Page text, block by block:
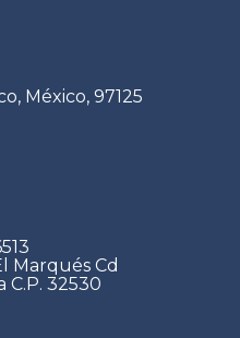
México, 97125
Marqués Cd
C.P. 32530